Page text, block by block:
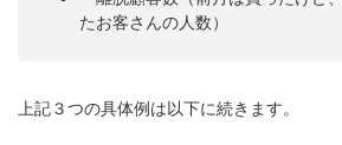
たお客さんの人数）
上記３つの具体例は以下に続きます。